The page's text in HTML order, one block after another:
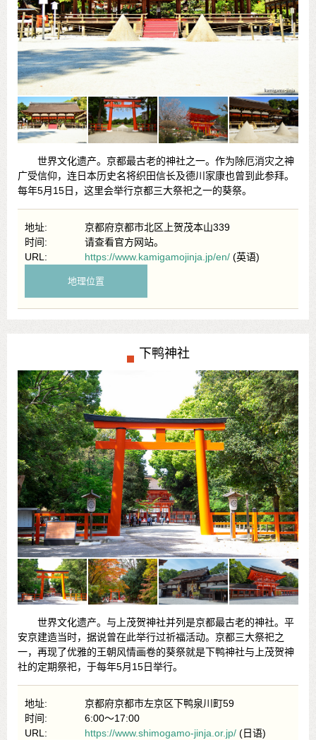
世界文化遗产。京都最古老的神社之一。作为除厄消灾之神
广受信仰，连日本历史名将织田信长及德川家康也曾到此参拜。
每年5月15日，这里会举行京都三大祭祀之一的葵祭。
地址:
京都府京都市北区上贺茂本山339
时间:
请查看官方网站。
URL:
https://www.kamigamojinja.jp/en/ (英语)
地理位置
下鸭神社
世界文化遗产。与上茂贺神社并列是京都最古老的神社。平
安京建造当时，据说曾在此举行过祈福活动。京都三大祭祀之
一，再现了优雅的王朝风情画卷的葵祭就是下鸭神社与上茂贺神
社的定期祭祀，于每年5月15日举行。
地址:
京都府京都市左京区下鸭泉川町59
时间:
6:00～17:00
URL:
https://www.shimogamo-jinja.or.jp/ (日语)